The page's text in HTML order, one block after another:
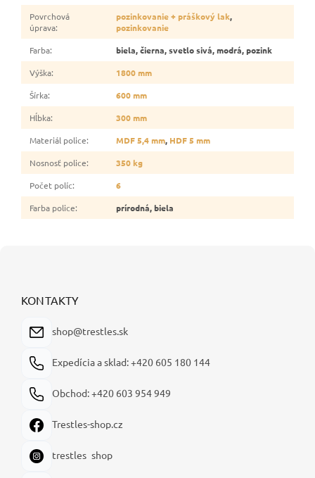
Povrchová
úprava:
pozinkovanie + práškový lak,
pozinkovanie
Farba:
biela, čierna, svetlo sivá, modrá, pozink
Výška:
1800 mm
Šírka:
600 mm
Hĺbka:
300 mm
Materiál police: MDF 5,4 mm, HDF 5 mm
Nosnosť police:
350 kg
Počet políc:
6
Farba police: prírodná, biela
KONTAKTY
shop@trestles.sk
Expedícia a sklad: +420 605 180 144
Obchod: +420 603 954 949
Trestles-shop.cz
trestles_shop